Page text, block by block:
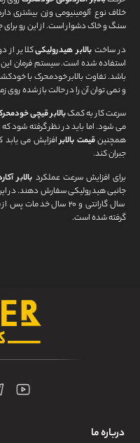
خلاف نوع آلومینیومی وزن
سنگ و خاک دشوار است. از این رو برای
در ساختبالابر هیدرولیکیکلایر از
استفاده شده است. سیستم فرمان
باشد. تفاوت بالابر خودمحرک با
و نمی توان آن را در حالت باز شده روی
سرعت کار به کمکبالابر قیچی
می شود. اما باید در نظر گرفته شود
همچنینقیمت بالابرافزایش می یابد
جبران کند.
برای افزایش سرعت عملکرد بالابر
جانبی هیدرولیکی سفارش دهند. در
سال گارانتی و ۲۰ سال
گرفته شده است.
درباره ما